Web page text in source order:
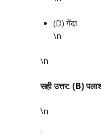
(D) गेंदा
\n
\n
सही उत्तर: (B)
\n